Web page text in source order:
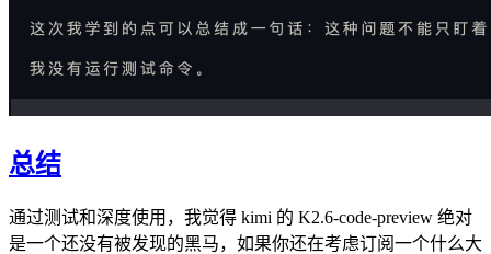
总结
通过测试和深度使用，我觉得 kimi 的 K2.6-code-preview 绝对
是一个还没有被发现的黑马，如果你还在考虑订阅一个什么大